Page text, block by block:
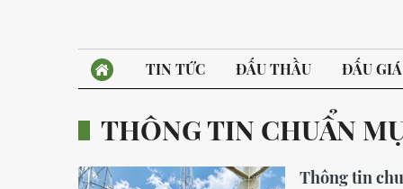
TIN TỨC ĐẤU THẦU ĐẤU GIÁ
THÔNG TIN CHUẨN
Thông tin